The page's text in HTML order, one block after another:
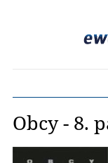
Obcy - 8.